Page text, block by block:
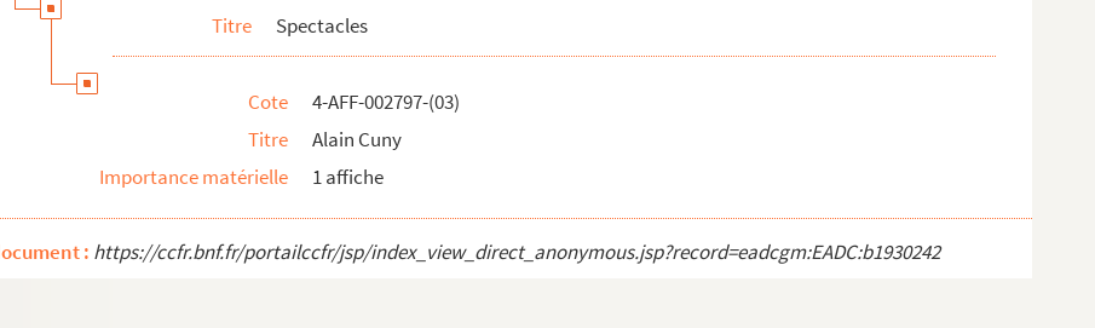
toujours
et minuit
Titre Spectacles
Cote
4-AFF-002797-(03)
Titre
Alain Cuny
Importance matérielle
1 affiche
: https://ccfr.bnf.fr/portailccfr/jsp/index_view_direct_anonymous.jsp?record=eadcgm:EADC:b1930242